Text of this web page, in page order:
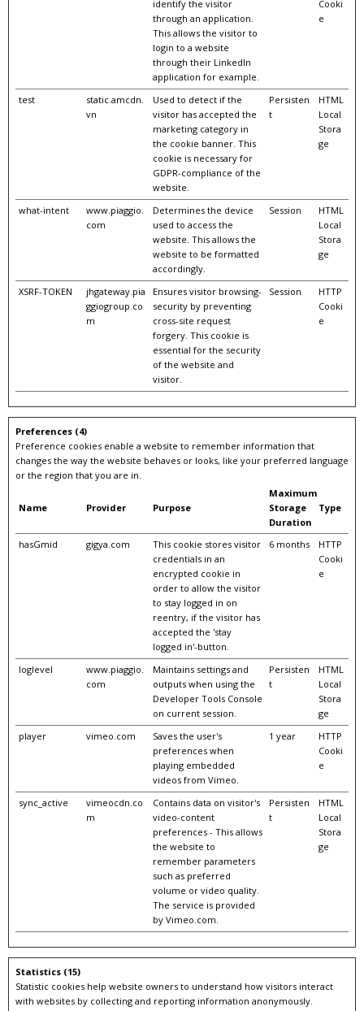
identify the visitor
through an application.
This allows the visitor to
login to a website
through their LinkedIn
application for example.
Cooki
e
test
static.amcdn.
vn
Used to detect if the
visitor has accepted the
marketing category in
the cookie banner. This
cookie is necessary for
GDPR-compliance of the
website.
Persisten
t
HTML
Local
Stora
ge
what-intent
www.piaggio.
com
Determines the device
used to access the
website. This allows the
website to be formatted
accordingly.
Session
HTML
Local
Stora
ge
XSRF-TOKEN
jhgateway.pia
ggiogroup.co
m
Ensures visitor browsing-
security by preventing
cross-site request
forgery. This cookie is
essential for the security
of the website and
visitor.
Session
HTTP
Cooki
e
Preferences (4)
Preference cookies enable a website to remember information that
changes the way the website behaves or looks, like your preferred language
or the region that you are in.
Name Provider Purpose
Maximum
Storage
Duration
Type
hasGmid gigya.com
This cookie stores visitor
credentials in an
encrypted cookie in
order to allow the visitor
to stay logged in on
reentry, if the visitor has
accepted the 'stay
logged in'-button.
6 months
HTTP
Cooki
e
loglevel
www.piaggio.
com
Maintains settings and
outputs when using the
Developer Tools Console
on current session.
Persisten
t
HTML
Local
Stora
ge
player
vimeo.com
Saves the user's
preferences when
playing embedded
videos from Vimeo.
1 year
HTTP
Cooki
e
sync_active
vimeocdn.co
m
Contains data on visitor's
video-content
preferences - This allows
the website to
remember parameters
such as preferred
volume or video quality.
The service is provided
by Vimeo.com.
Persisten
t
HTML
Local
Stora
ge
Statistics (15)
Statistic cookies help website owners to understand how visitors interact
with websites by collecting and reporting information anonymously.